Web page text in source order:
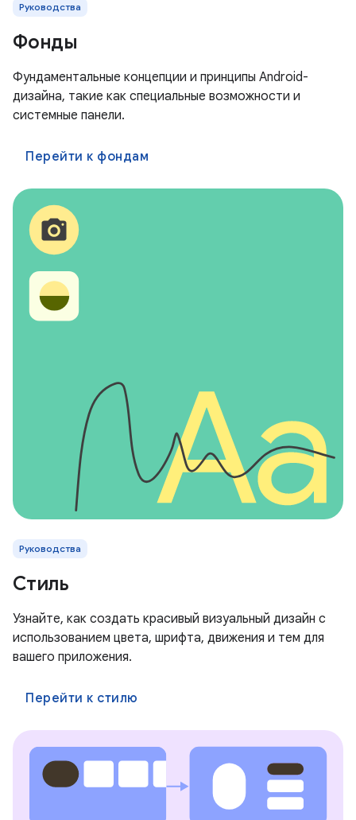
Руководства
Фонды
Фундаментальные концепции и принципы Android-
дизайна, такие как специальные возможности и
системные панели.
Перейти к фондам
Руководства
Стиль
Узнайте, как создать красивый визуальный дизайн с
использованием цвета, шрифта, движения и тем для
вашего приложения.
Перейти к стилю